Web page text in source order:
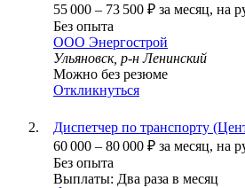
55 000 – 73 500 ₽ за месяц, на
Без опыта
ООО Энергострой
Ульяновск, р-н Ленинский
Можно без резюме
Откликнуться
Диспетчер по транспорту
60 000 – 80 000 ₽ за месяц, на
Без опыта
Выплаты: Два раза в месяц